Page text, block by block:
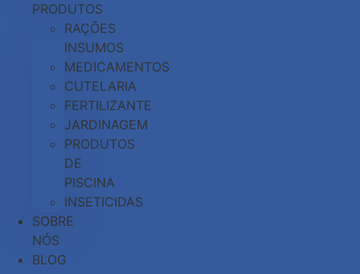
PRODUTOS
RAÇÕES
INSUMOS
MEDICAMENTOS
CUTELARIA
FERTILIZANTE
JARDINAGEM
PRODUTOS
DE
PISCINA
INSETICIDAS
SOBRE
NÓS
BLOG